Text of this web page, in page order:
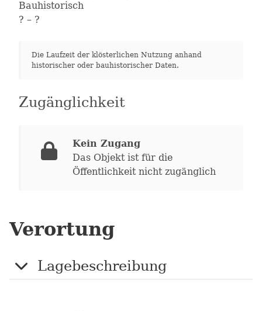
Bauhistorisch
? – ?
Die Laufzeit der klösterlichen Nutzung anhand
historischer oder bauhistorischer Daten.
Zugänglichkeit
Kein Zugang
Das Objekt ist für die
Öffentlichkeit nicht zugänglich
Verortung
Lagebeschreibung